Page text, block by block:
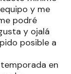
y me
podré
y ojalá
posible a
en